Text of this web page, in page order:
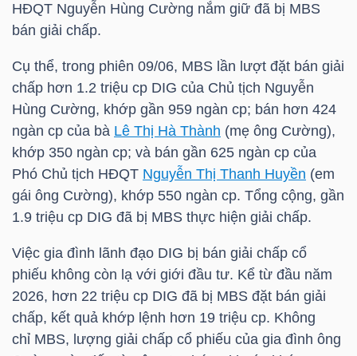
HĐQT Nguyễn Hùng Cường nắm giữ đã bị MBS
bán giải chấp.
Cụ thể, trong phiên 09/06, MBS lần lượt đặt bán giải
chấp hơn 1.2 triệu cp DIG của Chủ tịch Nguyễn
Hùng Cường, khớp gần 959 ngàn cp; bán hơn 424
ngàn cp của bà Lê Thị Hà Thành (mẹ ông Cường),
khớp 350 ngàn cp; và bán gần 625 ngàn cp của
Phó Chủ tịch HĐQT Nguyễn Thị Thanh Huyền (em
gái ông Cường), khớp 550 ngàn cp. Tổng cộng, gần
1.9 triệu cp DIG đã bị MBS thực hiện giải chấp.
Việc gia đình lãnh đạo DIG bị bán giải chấp cổ
phiếu không còn lạ với giới đầu tư. Kể từ đầu năm
2026, hơn 22 triệu cp DIG đã bị MBS đặt bán giải
chấp, kết quả khớp lệnh hơn 19 triệu cp. Không
chỉ MBS, lượng giải chấp cổ phiếu của gia đình ông
TÀI
CHÍNH
HÀNG
HÓA
KINH
TẾ
THẾ
GIỚI